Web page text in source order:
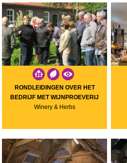
RONDLEIDINGEN OVER HET
BEDRIJF MET WIJNPROEVERIJ
Winery & Herbs